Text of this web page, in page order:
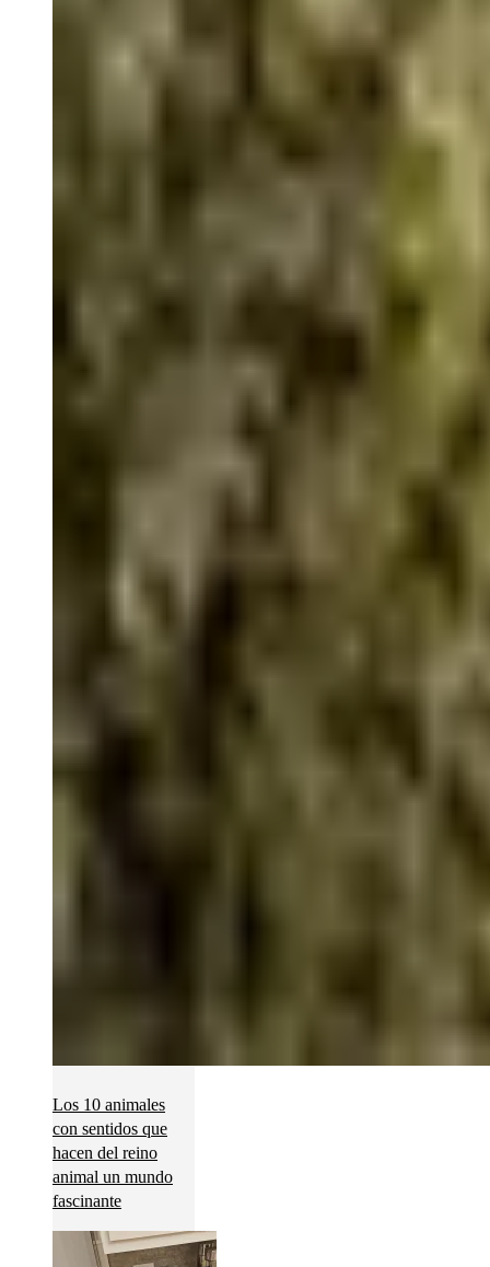
Los 10 animales
con sentidos que
hacen del reino
animal un mundo
fascinante